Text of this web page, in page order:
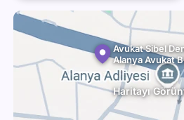
Avukat Sibel
Alanya Avukat
Haritayı